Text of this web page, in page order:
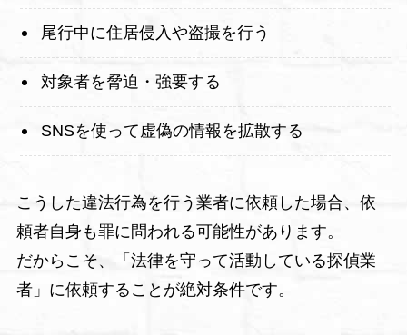
尾行中に住居侵入や盗撮を行う
対象者を脅迫・強要する
SNSを使って虚偽の情報を拡散する
こうした違法行為を行う業者に依頼した場合、依
頼者自身も罪に問われる可能性があります。
だからこそ、「法律を守って活動している探偵業
者」に依頼することが絶対条件です。